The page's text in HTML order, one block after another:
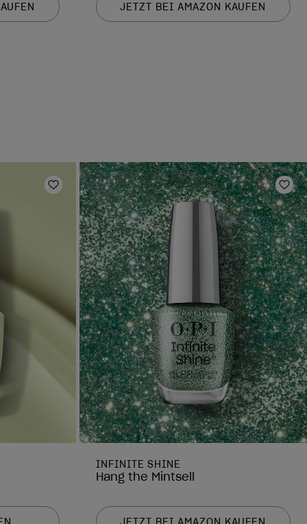
JETZT BEI AMAZON KAUFEN
Zur Wunschliste hinzufügen Zur
INFINITE SHINE
Hang the Mintsell